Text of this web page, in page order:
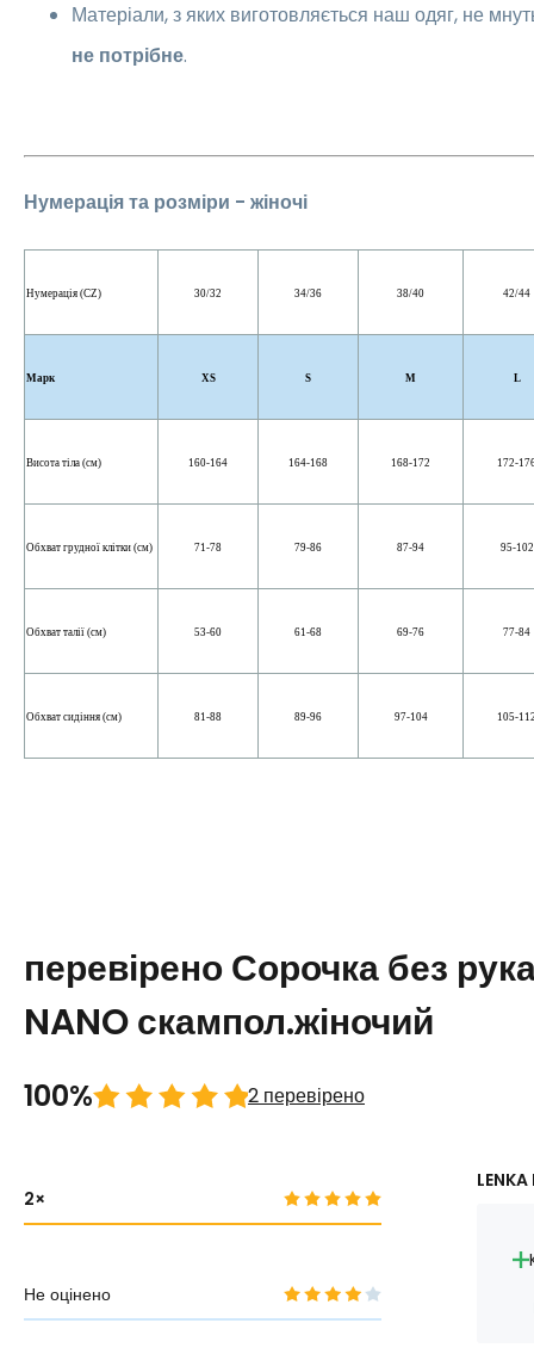
Матеріали, з яких виготовляється наш одяг, не
не потрібне.
Нумерація та розміри - жіночі
Нумерація (CZ) 30/32 34/36 38/40 42/44
Марк XS S M L
Висота тіла (см) 160-164 164-168 168-172 172-
Обхват грудної клітки (см) 71-78 79-86 87-94 95-102
Обхват талії (см) 53-60 61-68 69-76 77-84
Обхват сидіння (см) 81-88 89-96 97-104 105-
перевірено Сорочка без
NANO скампол.жіночий
100% 2 перевірено
2
Не оцінено